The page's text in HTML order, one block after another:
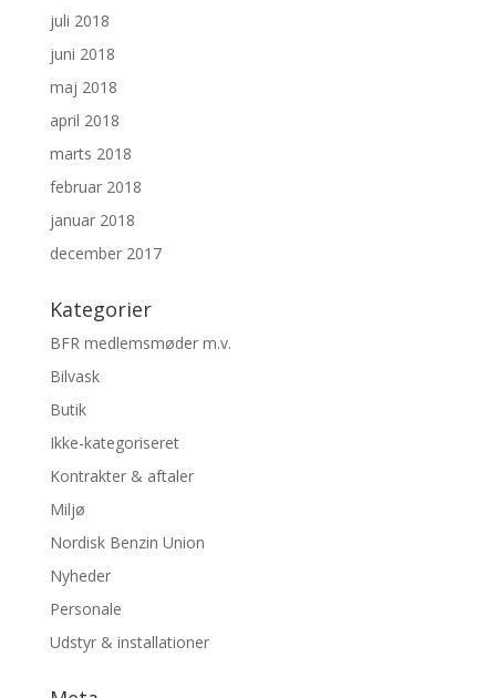
juli 2018
juni 2018
maj 2018
april 2018
marts 2018
februar 2018
januar 2018
december 2017
Kategorier
BFR medlemsmøder m.v.
Bilvask
Butik
Ikke-kategoriseret
Kontrakter & aftaler
Miljø
Nordisk Benzin Union
Nyheder
Personale
Udstyr & installationer